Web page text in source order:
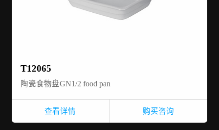
T12065
陶瓷食物盘GN1/2 food pan
查看详情 购买咨询